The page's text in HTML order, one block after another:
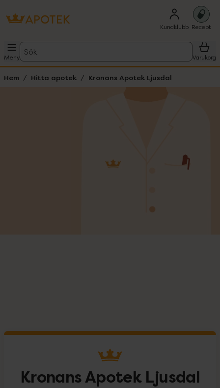
Kundklubb Recept
Meny
Sök
Varukorg
Hem Hitta apotek Kronans Apotek Ljusdal
Kronans Apotek Ljusdal